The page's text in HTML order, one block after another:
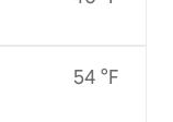
54 °F